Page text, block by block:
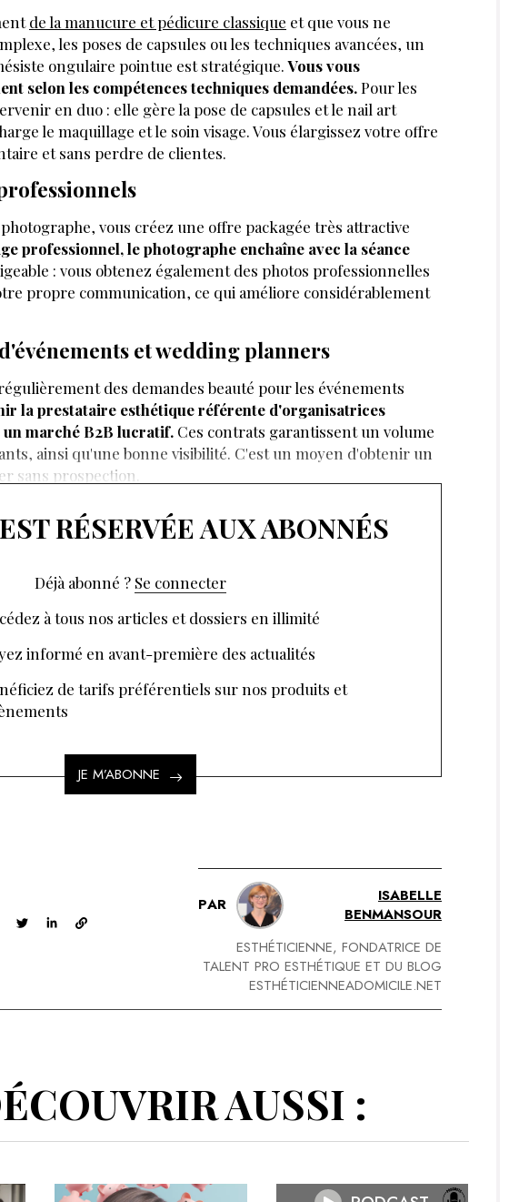
de la manucure et pédicure classique et que vous ne
les poses de capsules ou les techniques avancées, un
ongulaire pointue est stratégique.Vous vous
selon les compétences techniques demandées.Pour les
en duo : elle gère la pose de capsules et le nail art
le maquillage et le soin visage. Vous élargissez votre offre
et sans perdre de clientes.
vous créez une offre packagée très attractive
professionnel, le photographe enchaîne avec la séance
: vous obtenez également des photos professionnelles
propre communication, ce qui améliore considérablement
et wedding planners
des demandes beauté pour les événements
la prestataire esthétique référente d'organisatrices
marché B2B lucratif. Ces contrats garantissent un volume
ainsi qu'une bonne visibilité. C'est un moyen d'obtenir un
sans prospection.
RÉSERVÉE AUX ABONNÉS
Déjà abonné ? Se connecter
à tous nos articles et dossiers en illimité
informé en avant-première des actualités
de tarifs préférentiels sur nos produits et
JE M’ABONNE
PAR
ISABELLE
BENMANSOUR
ESTHÉTICIENNE, FONDATRICE DE
TALENT PRO ESTHÉTIQUE ET DU BLOG
ESTHÉTICIENNEADOMICILE.NET
AUSSI :